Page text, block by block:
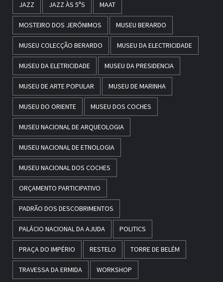
JAZZ JAZZ ÀS 5ªS MAAT
MOSTEIRO DOS JERÓNIMOS MUSEU BERARDO
MUSEU COLECÇÃO BERARDO MUSEU DA ELECTRICIDADE
MUSEU DA ELETRICIDADE MUSEU DA PRESIDENCIA
MUSEU DE ARTE POPULAR MUSEU DE MARINHA
MUSEU DO ORIENTE MUSEU DOS COCHES
MUSEU NACIONAL DE ARQUEOLOGIA
MUSEU NACIONAL DE ETNOLOGIA
MUSEU NACIONAL DOS COCHES
ORÇAMENTO PARTICIPATIVO
PADRÃO DOS DESCOBRIMENTOS
PALÁCIO NACIONAL DA AJUDA POLITICS
PRAÇA DO IMPÉRIO RESTELO TORRE DE BELÉM
TRAVESSA DA ERMIDA WORKSHOP